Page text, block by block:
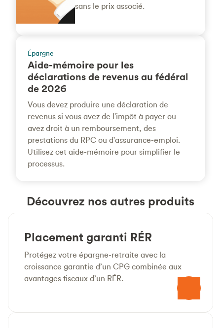
sans le prix associé.
Épargne
Aide-mémoire pour les
déclarations de revenus au fédéral
de 2026
Vous devez produire une déclaration de
revenus si vous avez de l'impôt à payer ou
avez droit à un remboursement, des
prestations du RPC ou d'assurance-emploi.
Utilisez cet aide-mémoire pour simplifier le
processus.
Découvrez nos autres produits
Placement garanti RÉR
Protégez votre épargne-retraite avec la
croissance garantie d’un CPG combinée aux
avantages fiscaux d’un RÉR.